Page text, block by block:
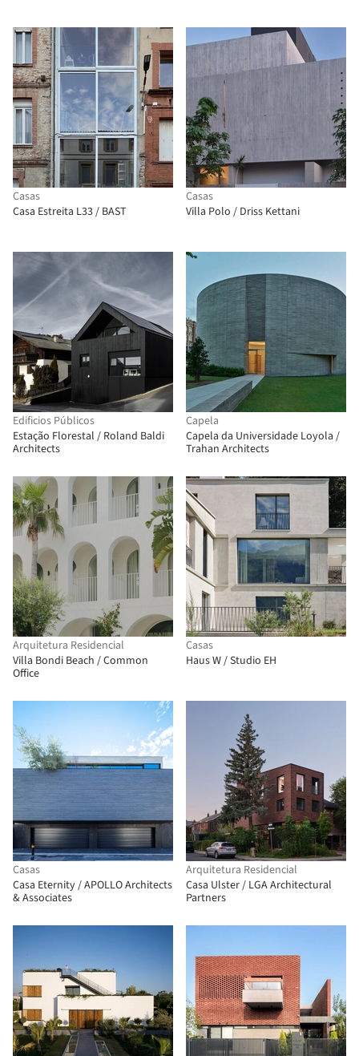
Casas
Casa Estreita L33 / BAST
Casas
Villa Polo / Driss Kettani
Edificios Públicos
Estação Florestal / Roland Baldi
Architects
Capela
Capela da Universidade Loyola /
Trahan Architects
Arquitetura Residencial
Villa Bondi Beach / Common
Office
Casas
Haus W / Studio EH
Casas
Casa Eternity / APOLLO Architects
& Associates
Arquitetura Residencial
Casa Ulster / LGA Architectural
Partners